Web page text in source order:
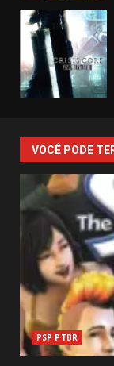
VOCÊ PODE
PSP PTBR